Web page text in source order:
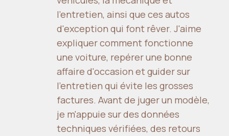
l'entretien, ainsi que ces autos
d'exception qui font rêver. J'aime
expliquer comment fonctionne
une voiture, repérer une bonne
affaire d'occasion et guider sur
l'entretien qui évite les grosses
factures. Avant de juger un modèle,
je m'appuie sur des données
techniques vérifiées, des retours